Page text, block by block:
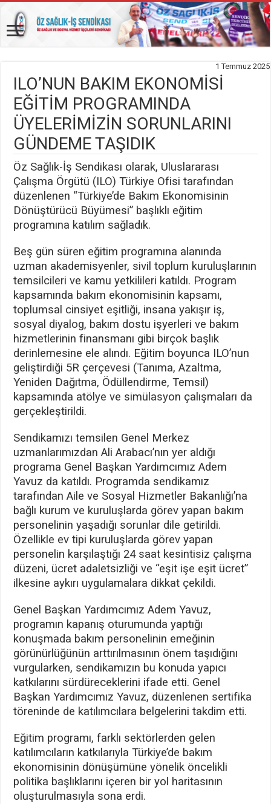
1 Temmuz 2025
ILO’NUN BAKIM EKONOMİSİ
EĞİTİM PROGRAMINDA
ÜYELERİMİZİN SORUNLARINI
GÜNDEME TAŞIDIK
Öz Sağlık-İş Sendikası olarak, Uluslararası
Çalışma Örgütü (ILO) Türkiye Ofisi tarafından
düzenlenen “Türkiye’de Bakım Ekonomisinin
Dönüştürücü Büyümesi” başlıklı eğitim
programına katılım sağladık.
Beş gün süren eğitim programına alanında
uzman akademisyenler, sivil toplum kuruluşlarının
temsilcileri ve kamu yetkilileri katıldı. Program
kapsamında bakım ekonomisinin kapsamı,
toplumsal cinsiyet eşitliği, insana yakışır iş,
sosyal diyalog, bakım dostu işyerleri ve bakım
hizmetlerinin finansmanı gibi birçok başlık
derinlemesine ele alındı. Eğitim boyunca ILO’nun
geliştirdiği 5R çerçevesi (Tanıma, Azaltma,
Yeniden Dağıtma, Ödüllendirme, Temsil)
kapsamında atölye ve simülasyon çalışmaları da
gerçekleştirildi.
Sendikamızı temsilen Genel Merkez
uzmanlarımızdan Ali Arabacı’nın yer aldığı
programa Genel Başkan Yardımcımız Adem
Yavuz da katıldı. Programda sendikamız
tarafından Aile ve Sosyal Hizmetler Bakanlığı’na
bağlı kurum ve kuruluşlarda görev yapan bakım
personelinin yaşadığı sorunlar dile getirildi.
Özellikle ev tipi kuruluşlarda görev yapan
personelin karşılaştığı 24 saat kesintisiz çalışma
düzeni, ücret adaletsizliği ve “eşit işe eşit ücret”
ilkesine aykırı uygulamalara dikkat çekildi.
Genel Başkan Yardımcımız Adem Yavuz,
programın kapanış oturumunda yaptığı
konuşmada bakım personelinin emeğinin
görünürlüğünün arttırılmasının önem taşıdığını
vurgularken, sendikamızın bu konuda yapıcı
katkılarını sürdüreceklerini ifade etti. Genel
Başkan Yardımcımız Yavuz, düzenlenen sertifika
töreninde de katılımcılara belgelerini takdim etti.
Eğitim programı, farklı sektörlerden gelen
katılımcıların katkılarıyla Türkiye’de bakım
ekonomisinin dönüşümüne yönelik öncelikli
politika başlıklarını içeren bir yol haritasının
oluşturulmasıyla sona erdi.